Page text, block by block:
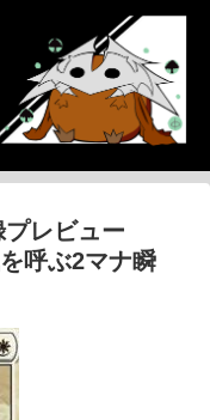
プレビュー
呼ぶ2マナ瞬